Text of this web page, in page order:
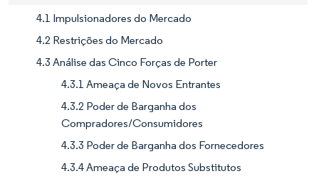
4.1 Impulsionadores do Mercado
4.2 Restrições do Mercado
4.3 Análise das Cinco Forças de Porter
4.3.1 Ameaça de Novos Entrantes
4.3.2 Poder de Barganha dos
Compradores/Consumidores
4.3.3 Poder de Barganha dos Fornecedores
4.3.4 Ameaça de Produtos Substitutos